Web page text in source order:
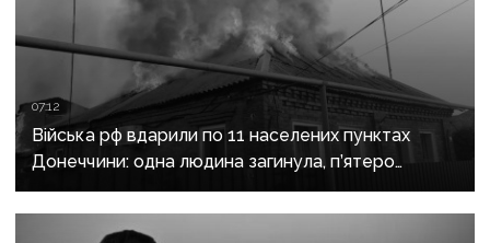
07:12
Війська рф вдарили по 11 населених пунктах
Донеччини: одна людина загинула, п’ятеро
поранені